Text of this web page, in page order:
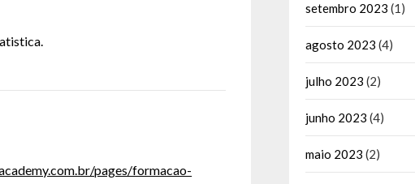
pages/formacao-
setembro 2023 (1)
agosto 2023 (4)
julho 2023 (2)
junho 2023 (4)
maio 2023 (2)